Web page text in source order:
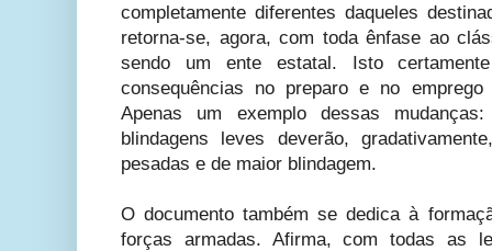
completamente diferentes daqueles
retorna-se, agora, com toda ênfase ao
sendo um ente estatal. Isto
consequências no preparo e no
Apenas um exemplo dessas
blindagens leves deverão,
pesadas e de maior blindagem.
O documento também se dedica à
forças armadas. Afirma, com todas as